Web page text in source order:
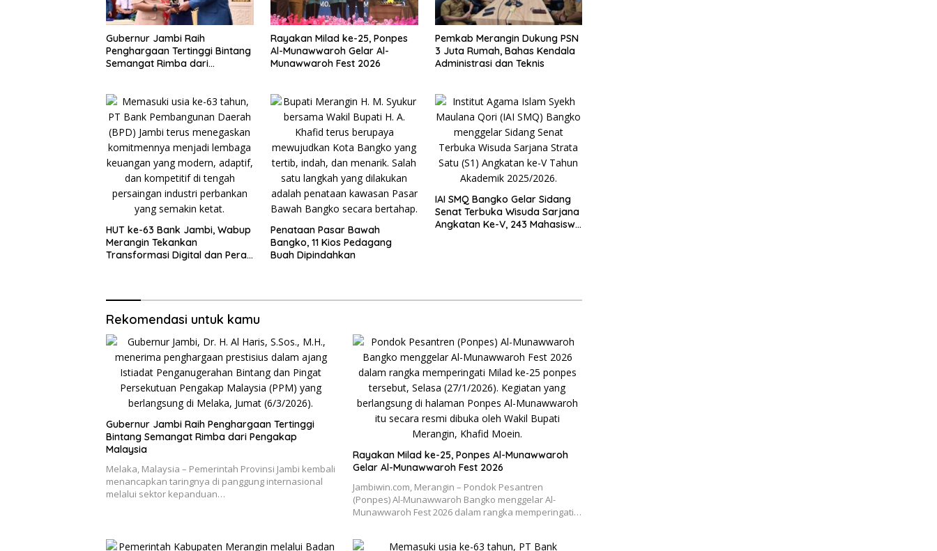
Gubernur Jambi Raih
Penghargaan Tertinggi Bintang
Semangat Rimba dari
Rayakan Milad ke-25, Ponpes
Al-Munawwaroh Gelar Al-
Munawwaroh Fest 2026
Pemkab Merangin Dukung PSN
3 Juta Rumah, Bahas Kendala
Administrasi dan Teknis
HUT ke-63 Bank Jambi, Wabup
Merangin Tekankan
Transformasi Digital dan Peran
Penataan Pasar Bawah
Bangko, 11 Kios Pedagang
Buah Dipindahkan
IAI SMQ Bangko Gelar Sidang
Senat Terbuka Wisuda Sarjana
Angkatan Ke-V, 243 Mahasiswa
Rekomendasi untuk kamu
Gubernur Jambi Raih Penghargaan Tertinggi
Bintang Semangat Rimba dari Pengakap
Malaysia
Melaka, Malaysia – Pemerintah Provinsi Jambi kembali
menancapkan taringnya di panggung internasional
melalui sektor kepanduan…
Rayakan Milad ke-25, Ponpes Al-Munawwaroh
Gelar Al-Munawwaroh Fest 2026
Jambiwin.com, Merangin – Pondok Pesantren
(Ponpes) Al-Munawwaroh Bangko menggelar Al-
Munawwaroh Fest 2026 dalam rangka memperingati…